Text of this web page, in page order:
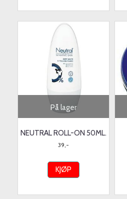
På lager
NEUTRAL ROLL-ON 50ML.
39,-
KJØP